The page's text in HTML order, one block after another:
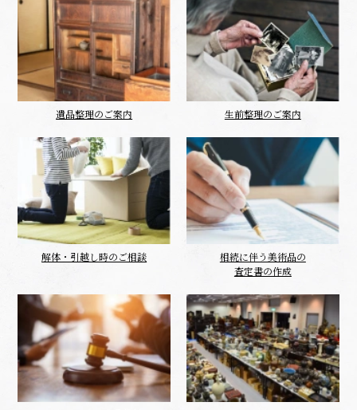
遺品整理のご案内 生前整理のご案内
解体・引越し時のご相談
相続に伴う美術品の
査定書の作成